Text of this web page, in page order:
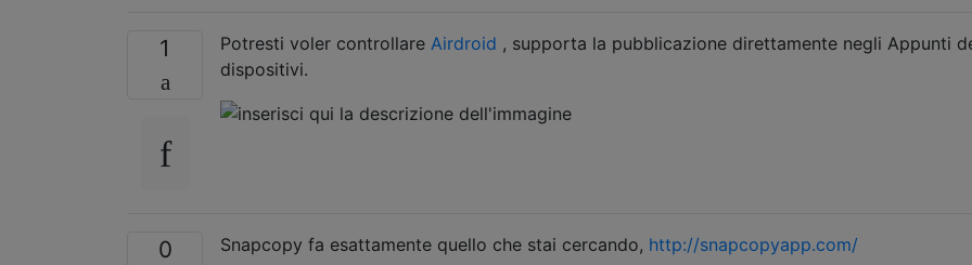
1 Potresti voler controllare Airdroid , supporta la pubblicazione direttamente negli Appunti
dispositivi.
0 Snapcopy fa esattamente quello che stai cercando, http://snapcopyapp.com/